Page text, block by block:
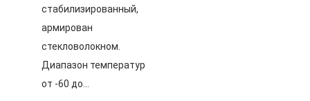
стабилизированный,
армирован
стекловолокном.
Диапазон температур
от -60 до…